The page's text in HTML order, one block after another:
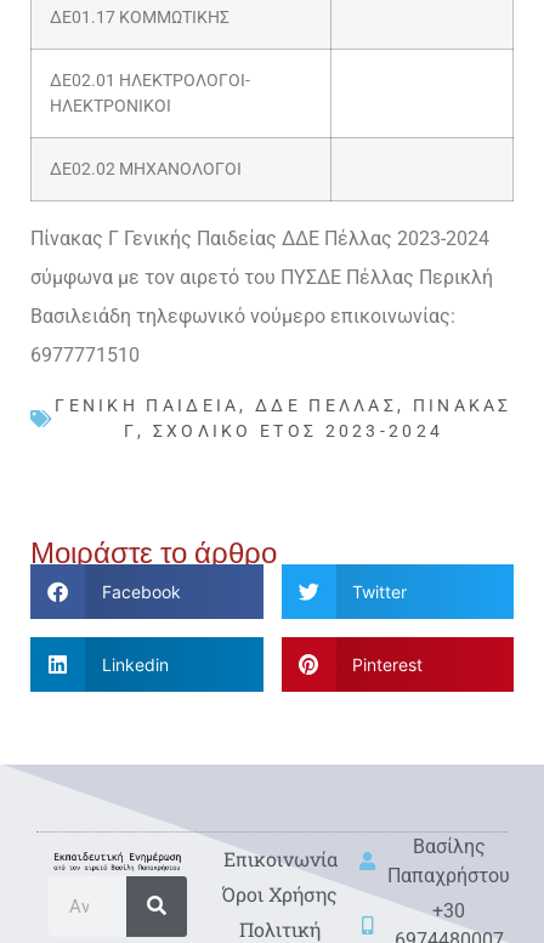
ΔΕ01.17 ΚΟΜΜΩΤΙΚΗΣ
ΔΕ02.01 ΗΛΕΚΤΡΟΛΟΓΟΙ-
ΗΛΕΚΤΡΟΝΙΚΟΙ
ΔΕ02.02 ΜΗΧΑΝΟΛΟΓΟΙ
Πίνακας Γ Γενικής Παιδείας ΔΔΕ Πέλλας 2023-2024
σύμφωνα με τον αιρετό του ΠΥΣΔΕ Πέλλας Περικλή
Βασιλειάδη τηλεφωνικό νούμερο επικοινωνίας:
6977771510
ΓΕΝΙΚΉ ΠΑΙΔΕΊΑ ,ΔΔΕ ΠΈΛΛΑΣ , ΠΊΝΑΚΑΣ
Γ , ΣΧΟΛΙΚΌ ΈΤΟΣ 2023-2024
Μοιράστε το άρθρο
Facebook Twitter
Linkedin Pinterest
Eπικοινωνία
Όροι Χρήσης
Πολιτική
Βασίλης
Παπαχρήστου
+30